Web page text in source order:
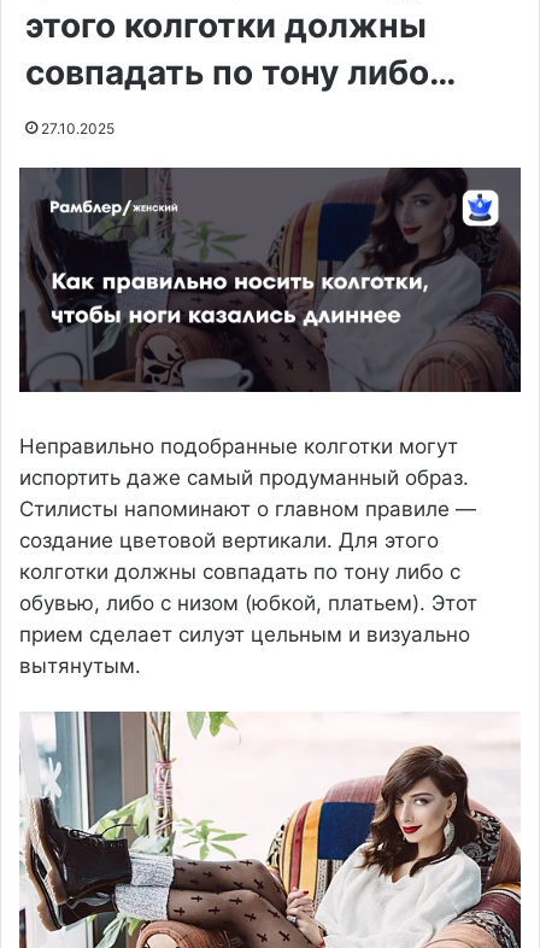
этого колготки должны
совпадать по тону либо…
27.10.2025
Неправильно подобранные колготки могут
испортить даже самый продуманный образ.
Стилисты напоминают о главном правиле —
создание цветовой вертикали. Для этого
колготки должны совпадать по тону либо с
обувью, либо с низом (юбкой, платьем). Этот
прием сделает силуэт цельным и визуально
вытянутым.